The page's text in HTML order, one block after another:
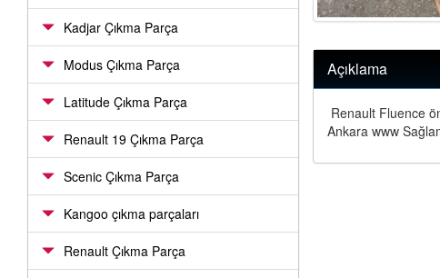
Kadjar Çıkma Parça
Modus Çıkma Parça
Latitude Çıkma Parça
Renault 19 Çıkma Parça
Scenic Çıkma Parça
Kangoo çıkma parçaları
Renault Çıkma Parça
Açıklama
Renault Fluence
Ankara www